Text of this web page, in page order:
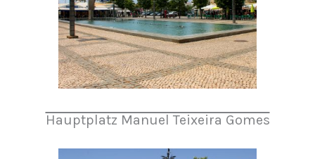
Hauptplatz Manuel Teixeira Gomes